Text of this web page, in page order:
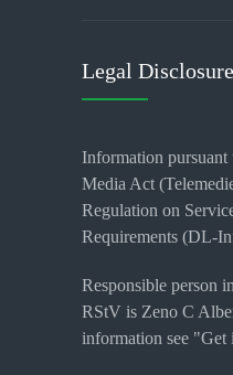
Legal
Information pursuant
Media Act
Regulation on
Requirements (DL-
Responsible person
RStV is Zeno C
information see "Get